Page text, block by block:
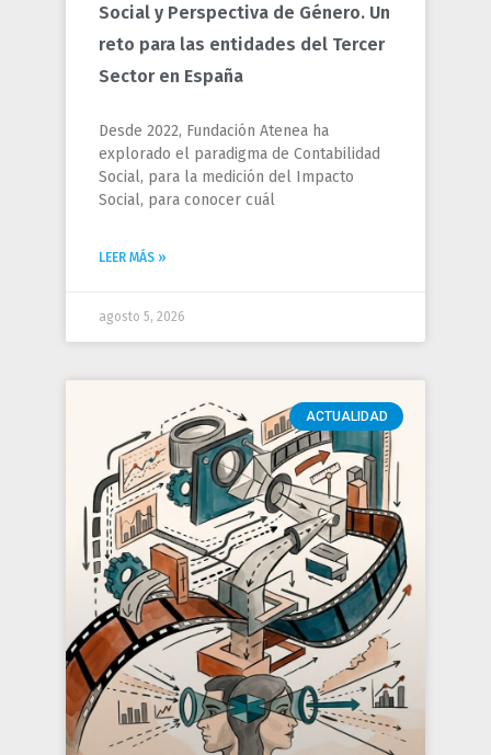
Social y Perspectiva de Género. Un
reto para las entidades del Tercer
Sector en España
Desde 2022, Fundación Atenea ha
explorado el paradigma de Contabilidad
Social, para la medición del Impacto
Social, para conocer cuál
LEER MÁS »
agosto 5, 2026
ACTUALIDAD